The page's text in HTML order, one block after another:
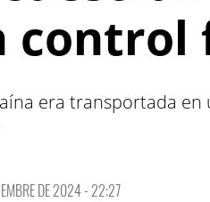
control
era transportada
DE 2024 - 22:27